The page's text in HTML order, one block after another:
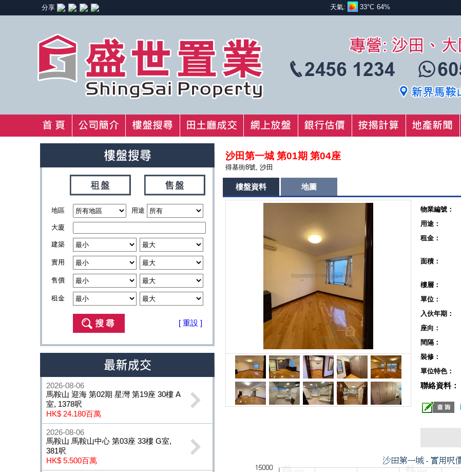
分享 天氣: 33°C 64%
地區 用途
大廈
建築
實用
售價
租金
[ 重設 ]
2026-08-06
馬鞍山 迎海 第02期 星灣 第19座 30樓 A
室, 1378呎
HK$ 24.180百萬
2026-08-06
馬鞍山 馬鞍山中心 第03座 33樓 G室,
381呎
HK$ 5.500百萬
沙田第一城 第01期 第04座
得基街8號, 沙田
樓盤資料 地圖
物業編號：
用途：
租金：
面積：
樓層：
單位：
入伙年期：
座向：
間隔：
裝修：
單位特色：
聯絡資料：